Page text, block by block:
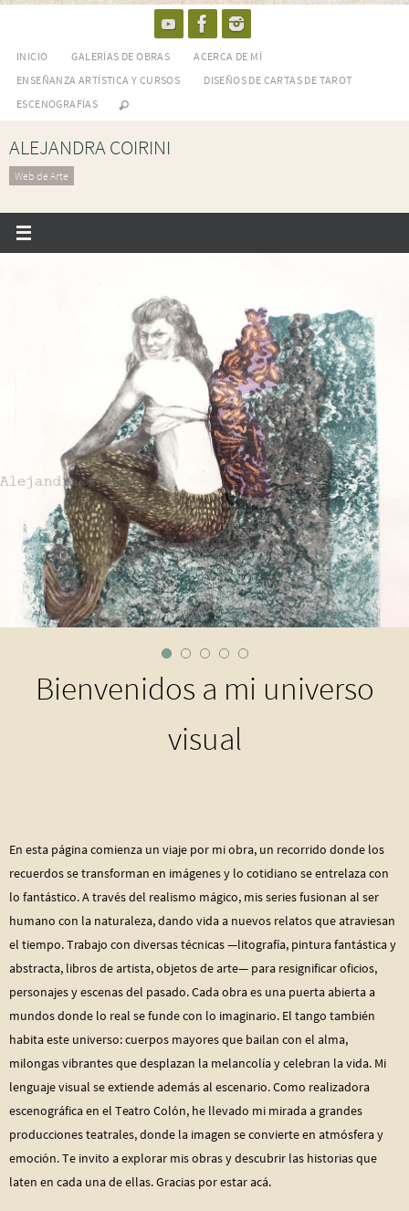
content
INICIO GALERÍAS DE OBRAS
ACERCA DE MÍ
ENSEÑANZA ARTÍSTICA Y CURSOS
DISEÑOS DE CARTAS DE TAROT
ESCENOGRAFÍAS
ALEJANDRA COIRINI
Web de Arte
Grabados
Bienvenidos a mi universo
visual
En esta página comienza un viaje por mi obra, un recorrido donde los
recuerdos se transforman en imágenes y lo cotidiano se entrelaza con
lo fantástico. A través del realismo mágico, mis series fusionan al ser
humano con la naturaleza, dando vida a nuevos relatos que atraviesan
el tiempo. Trabajo con diversas técnicas —litografía, pintura fantástica y
abstracta, libros de artista, objetos de arte— para resignificar oficios,
personajes y escenas del pasado. Cada obra es una puerta abierta a
mundos donde lo real se funde con lo imaginario. El tango también
habita este universo: cuerpos mayores que bailan con el alma,
milongas vibrantes que desplazan la melancolía y celebran la vida. Mi
lenguaje visual se extiende además al escenario. Como realizadora
escenográfica en el Teatro Colón, he llevado mi mirada a grandes
producciones teatrales, donde la imagen se convierte en atmósfera y
emoción. Te invito a explorar mis obras y descubrir las historias que
laten en cada una de ellas. Gracias por estar acá.